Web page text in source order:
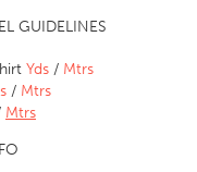
El Consumidor
GUIDELINES
Yds / Mtrs
/ Mtrs
Mtrs